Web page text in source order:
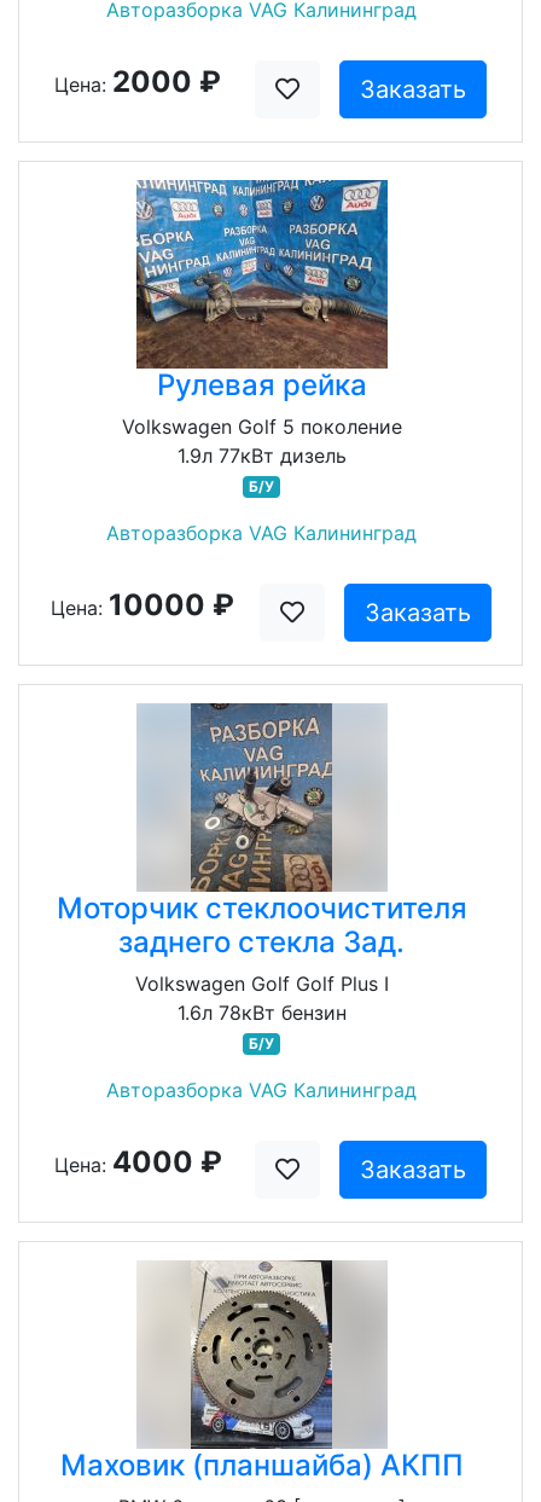
Авторазборка VAG Калининград
Цена: 2000 ₽ Заказать
Рулевая рейка
Volkswagen Golf 5 поколение
1.9л 77кВт дизель
Б/У
Авторазборка VAG Калининград
Цена: 10000 ₽ Заказать
Моторчик стеклоочистителя
заднего стекла Зад.
Volkswagen Golf Golf Plus I
1.6л 78кВт бензин
Б/У
Авторазборка VAG Калининград
Цена: 4000 ₽ Заказать
Маховик (планшайба) АКПП